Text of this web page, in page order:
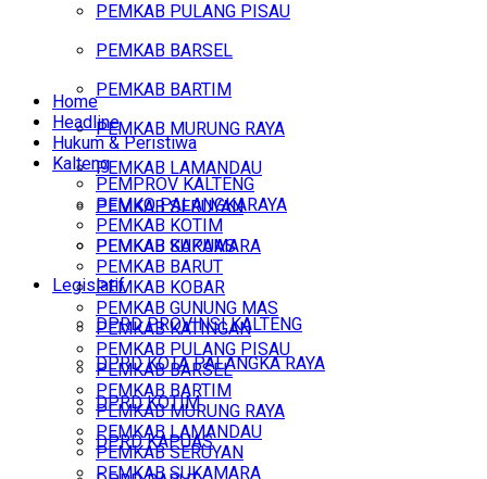
PEMKAB PULANG PISAU
PEMKAB BARSEL
PEMKAB BARTIM
PEMKAB MURUNG RAYA
PEMKAB LAMANDAU
PEMKAB SERUYAN
PEMKAB SUKAMARA
Legislatif
DPRD PROVINSI KALTENG
DPRD KOTA PALANGKA RAYA
DPRD KOTIM
DPRD KAPUAS
Home
Headline
Hukum & Peristiwa
Kalteng
PEMPROV KALTENG
PEMKO PALANGKARAYA
PEMKAB KOTIM
PEMKAB KAPUAS
PEMKAB BARUT
PEMKAB KOBAR
PEMKAB GUNUNG MAS
PEMKAB KATINGAN
PEMKAB PULANG PISAU
PEMKAB BARSEL
PEMKAB BARTIM
PEMKAB MURUNG RAYA
PEMKAB LAMANDAU
PEMKAB SERUYAN
PEMKAB SUKAMARA